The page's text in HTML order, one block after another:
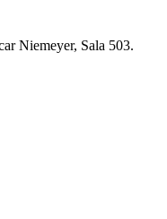
Niemeyer, Sala 503.